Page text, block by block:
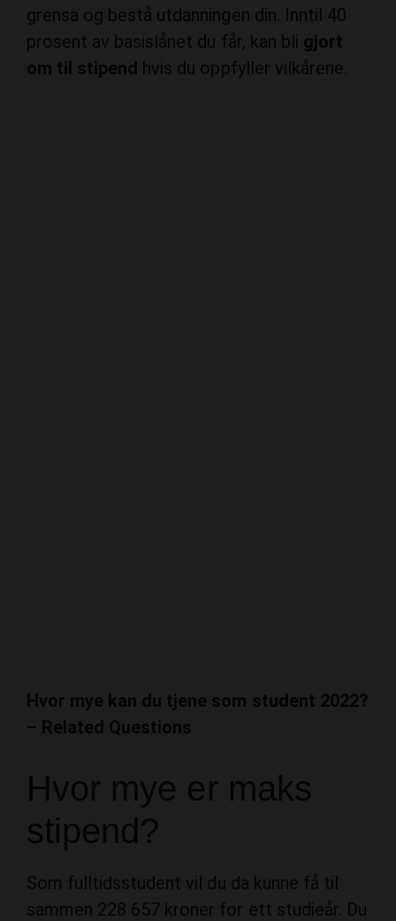
grensa og bestå utdanningen din. Inntil 40
prosent av basislånet du får, kan bli gjort
om til stipend hvis du oppfyller vilkårene.
Hvor mye kan du tjene som student 2022?
– Related Questions
Hvor mye er maks
stipend?
Som fulltidsstudent vil du da kunne få til
sammen 228 657 kroner for ett studieår. Du